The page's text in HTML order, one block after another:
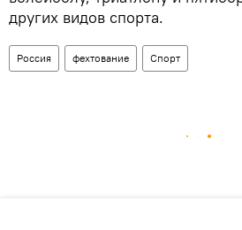
других видов спорта.
Россия фехтование Спорт